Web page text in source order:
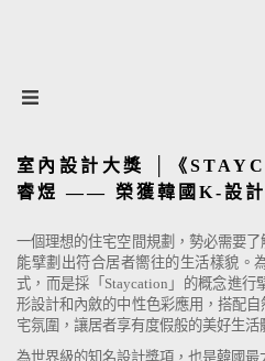
室內設計大獎 │《
睿煜 —— 榮獲韓國K-設計
一個理想的住宅空間規劃，勢必需要
能擘劃出符合居者嚮往的生活樣貌。
式，而是採「Staycation」的概念進
形設計和內斂的中性色彩應用，搭配
宅氛圍，讓居者享有度假般的美好生活
為世界級的知名設計獎項，也是韓國最